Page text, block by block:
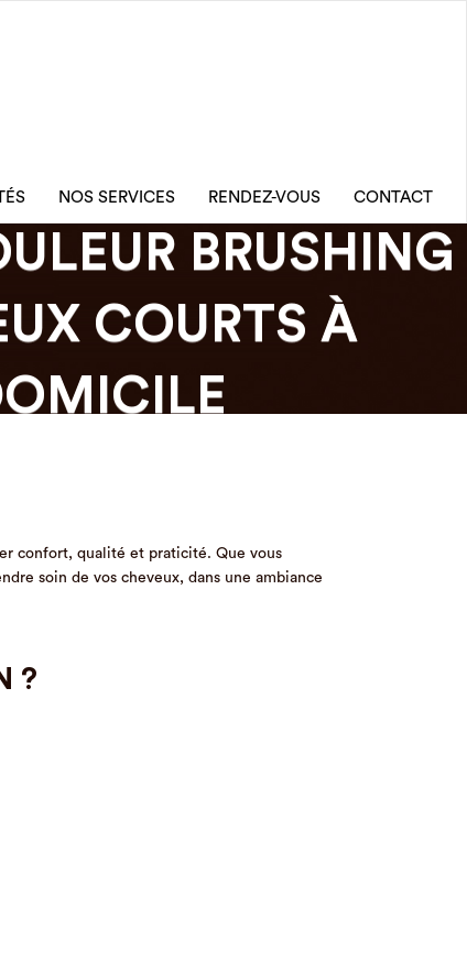
NOS SERVICES RENDEZ-VOUS CONTACT
BRUSHING
COURTS À
confort, qualité et praticité. Que vous
soin de vos cheveux, dans une ambiance
?